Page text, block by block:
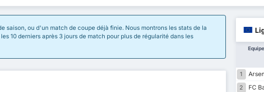
saison, ou d'un match de coupe déjà finie. Nous montrons les stats de la
10 derniers après 3 jours de match pour plus de régularité dans les
Equipe
1
2
FC